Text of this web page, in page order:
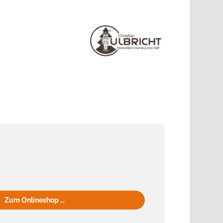
Zum Onlineshop ...